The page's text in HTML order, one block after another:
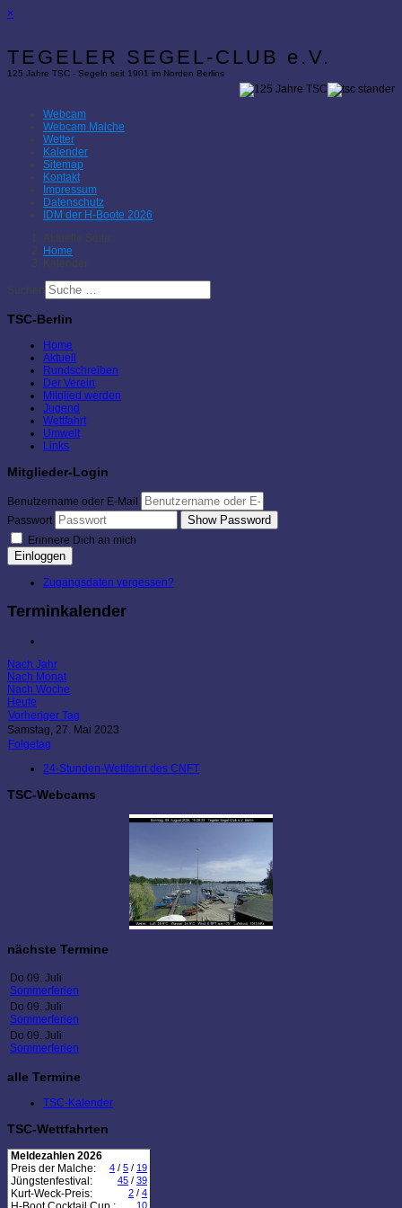
×
TEGELER SEGEL-CLUB e.V.
125 Jahre TSC - Segeln seit 1901 im Norden Berlins
Webcam
Webcam Malche
Wetter
Kalender
Sitemap
Kontakt
Impressum
Datenschutz
IDM der H-Boote 2026
Aktuelle Seite:
Home
Kalender
Suchen
TSC-Berlin
Home
Aktuell
Rundschreiben
Der Verein
Mitglied werden
Jugend
Wettfahrt
Umwelt
Links
Mitglieder-Login
Benutzername oder E-Mail
Passwort
Show Password
Erinnere Dich an mich
Einloggen
Zugangsdaten vergessen?
Terminkalender
Nach Jahr
Nach Monat
Nach Woche
Heute
Vorheriger Tag
Samstag, 27. Mai 2023
Folgetag
24-Stunden-Wettfahrt des CNFT
TSC-Webcams
nächste Termine
Do 09. Juli
Sommerferien
Do 09. Juli
Sommerferien
Do 09. Juli
Sommerferien
alle Termine
TSC-Kalender
TSC-Wettfahrten
Meldezahlen 2026
Preis der Malche:
4 / 5 / 19
Jüngstenfestival: 45 / 39
Kurt-Weck-Preis: 2 / 4
10